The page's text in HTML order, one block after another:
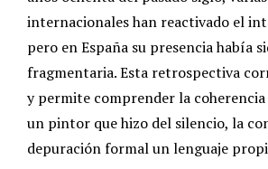
internacionales han reactivado el
pero en España su presencia había
fragmentaria. Esta retrospectiva
y permite comprender la
un pintor que hizo del silencio, la
depuración formal un lenguaje